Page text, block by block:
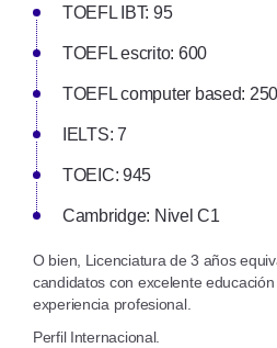
TOEFL IBT: 95
TOEFL escrito: 600
TOEFL computer based: 250
IELTS: 7
TOEIC: 945
Cambridge: Nivel C1
O bien, Licenciatura de 3 años
candidatos con excelente
experiencia profesional.
Perfil Internacional.